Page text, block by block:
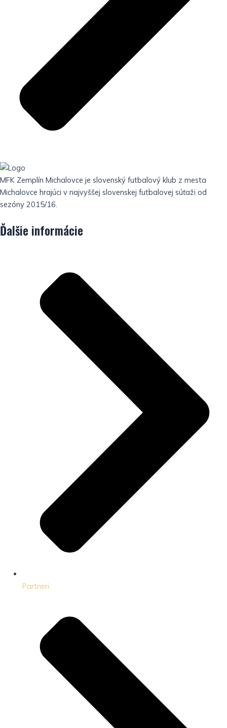
MFK Zemplín Michalovce je slovenský futbalový klub z mesta
Michalovce hrajúci v najvyššej slovenskej futbalovej súťaži od
sezóny 2015/16.
Ďalšie informácie
Partneri